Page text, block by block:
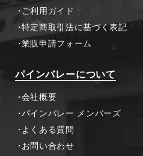
ご利用ガイド
特定商取引法に基づく表記
業販申請フォーム
パインバレーについて
会社概要
パインバレー メンバーズ
よくある質問
お問い合わせ